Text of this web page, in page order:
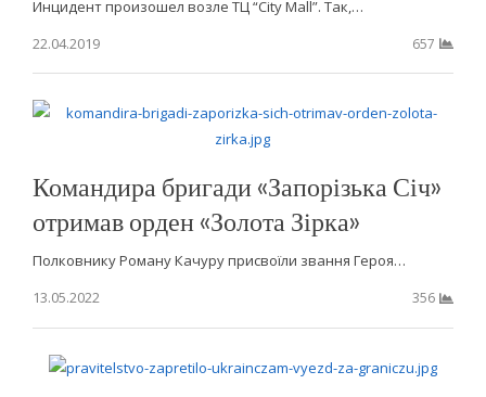
Инцидент произошел возле ТЦ “City Mall”. Так,…
22.04.2019
657
Командира бригади «Запорізька Січ»
отримав орден «Золота Зірка»
Полковнику Роману Качуру присвоїли звання Героя…
13.05.2022
356